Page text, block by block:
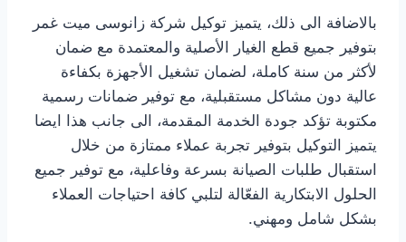
بالاضافة الى ذلك، يتميز توكيل شركة زانوسى ميت غمر
بتوفير جميع قطع الغيار الأصلية والمعتمدة مع ضمان
لأكثر من سنة كاملة، لضمان تشغيل الأجهزة بكفاءة
عالية دون مشاكل مستقبلية، مع توفير ضمانات رسمية
مكتوبة تؤكد جودة الخدمة المقدمة، الى جانب هذا ايضا
يتميز التوكيل بتوفير تجربة عملاء ممتازة من خلال
استقبال طلبات الصيانة بسرعة وفاعلية، مع توفير جميع
الحلول الابتكارية الفعّالة لتلبي كافة احتياجات العملاء
بشكل شامل ومهني.